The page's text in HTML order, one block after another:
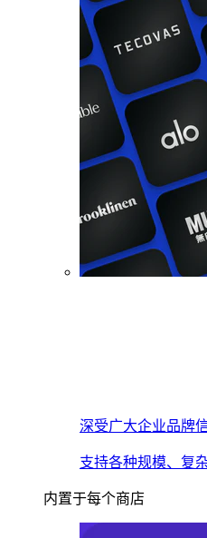
深受广大企业品牌
支持各种规模、复
内置于每个商店